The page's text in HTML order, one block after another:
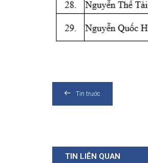
Tin trước
TIN LIÊN QUAN